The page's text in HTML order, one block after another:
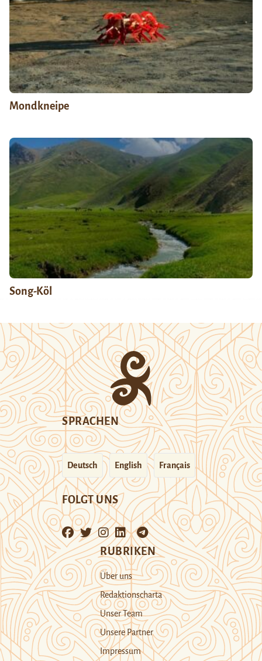
Mondkneipe
Song-Köl
SPRACHEN
Deutsch English Français
FOLGT UNS
RUBRIKEN
Über uns
Redaktionscharta
Unser Team
Unsere Partner
Impressum